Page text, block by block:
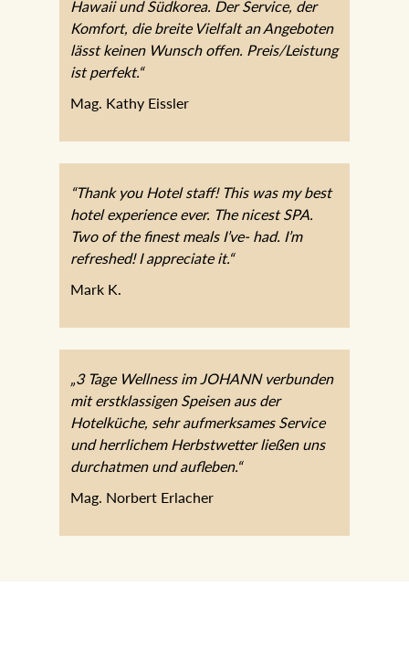
Hawaii und Südkorea. Der Service, der
Komfort, die breite Vielfalt an Angeboten
lässt keinen Wunsch offen. Preis/Leistung
ist perfekt.“
Mag. Kathy Eissler
“Thank you Hotel staff! This was my best
hotel experience ever. The nicest SPA.
Two of the finest meals I’ve- had. I’m
refreshed! I appreciate it.“
Mark K.
„3 Tage Wellness im JOHANN verbunden
mit erstklassigen Speisen aus der
Hotelküche, sehr aufmerksames Service
und herrlichem Herbstwetter ließen uns
durchatmen und aufleben.“
Mag. Norbert Erlacher